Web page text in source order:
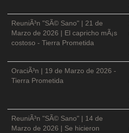
ReuniÃ³n "SÃ© Sano" | 21 de
Marzo de 2026 | El capricho mÃ¡s
costoso - Tierra Prometida
OraciÃ³n | 19 de Marzo de 2026 -
Tierra Prometida
ReuniÃ³n "SÃ© Sano" | 14 de
Marzo de 2026 | Se hicieron